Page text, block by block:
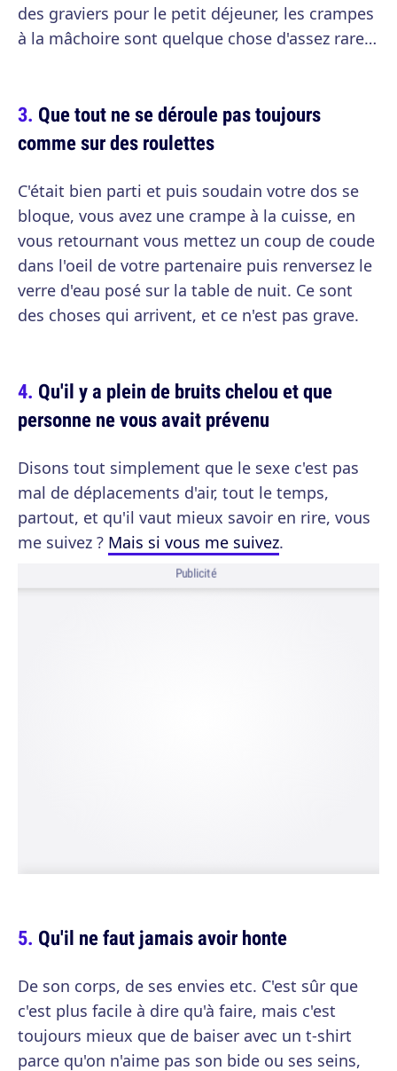
des graviers pour le petit déjeuner, les crampes
à la mâchoire sont quelque chose d'assez rare…
Que tout ne se déroule pas toujours
comme sur des roulettes
C'était bien parti et puis soudain votre dos se
bloque, vous avez une crampe à la cuisse, en
vous retournant vous mettez un coup de coude
dans l'oeil de votre partenaire puis renversez le
verre d'eau posé sur la table de nuit. Ce sont
des choses qui arrivent, et ce n'est pas grave.
Qu'il y a plein de bruits chelou et que
personne ne vous avait prévenu
Disons tout simplement que le sexe c'est pas
mal de déplacements d'air, tout le temps,
partout, et qu'il vaut mieux savoir en rire, vous
me suivez ? Mais si vous me suivez.
Publicité
Qu'il ne faut jamais avoir honte
De son corps, de ses envies etc. C'est sûr que
c'est plus facile à dire qu'à faire, mais c'est
toujours mieux que de baiser avec un t-shirt
parce qu'on n'aime pas son bide ou ses seins,